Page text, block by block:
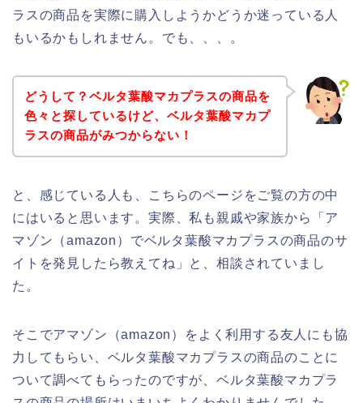
ラスの商品を実際に購入しようかどうか迷っている人
もいるかもしれません。でも、、、。
どうして？ベルタ葉酸マカプラスの商品を
色々と探しているけど、ベルタ葉酸マカプ
ラスの商品がみつからない！
と、感じている人も、こちらのページをご覧の方の中
にはいると思います。実際、私も親戚や家族から「ア
マゾン（amazon）でベルタ葉酸マカプラスの商品のサ
イトを発見したら教えてね」と、相談されていまし
た。
そこでアマゾン（amazon）をよく利用する友人にも協
力してもらい、ベルタ葉酸マカプラスの商品のことに
ついて調べてもらったのですが、ベルタ葉酸マカプラ